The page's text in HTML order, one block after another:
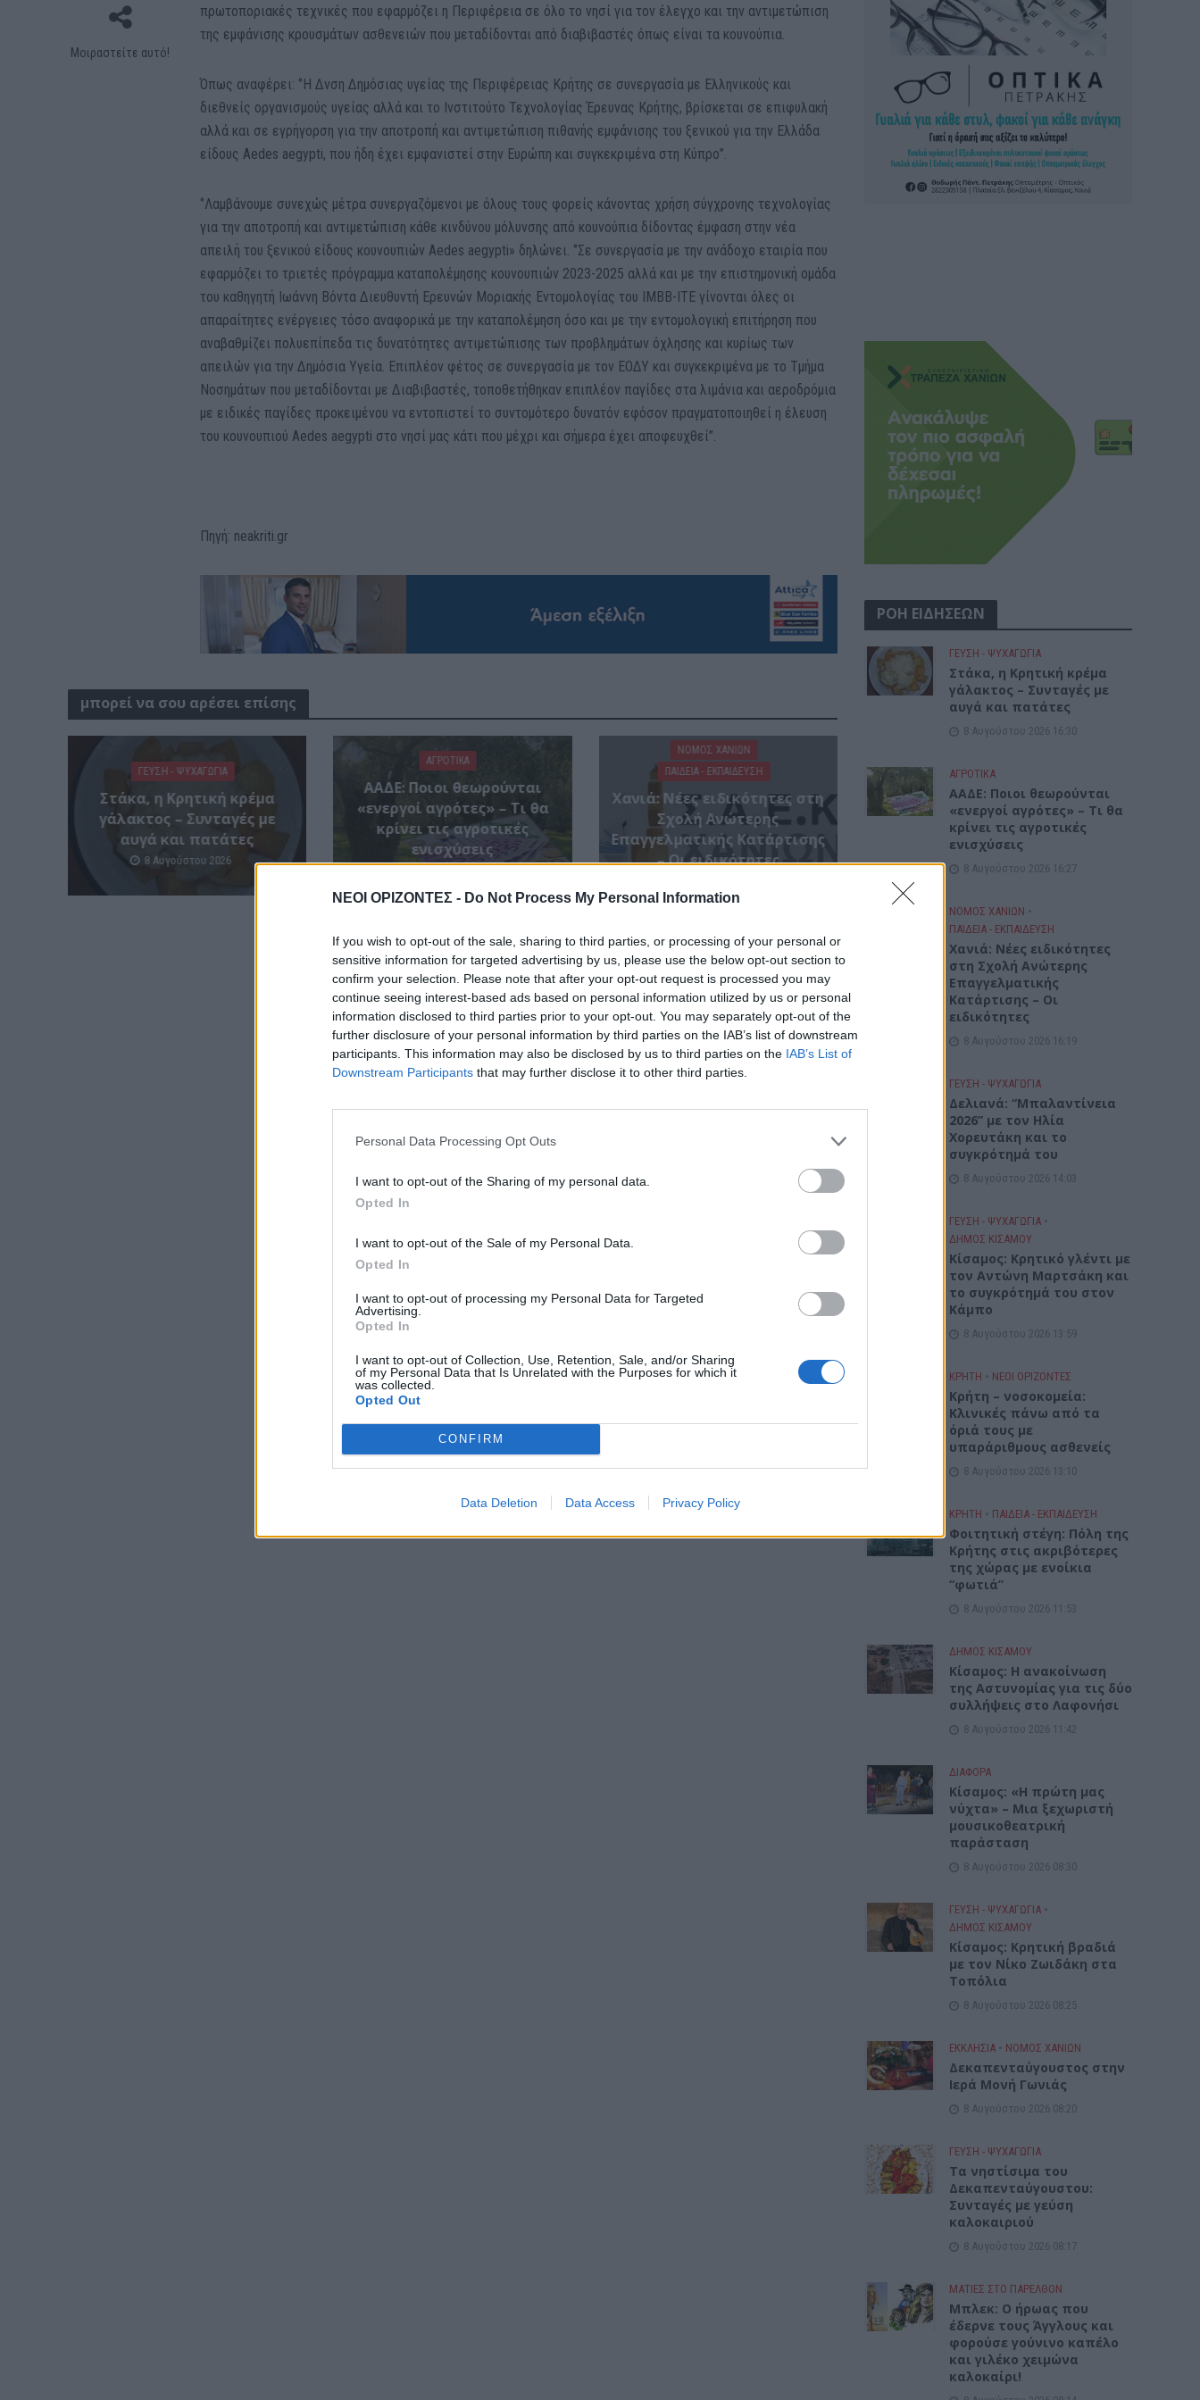
ΝΕΟΙ ΟΡΙΖΟΝΤΕΣ - Do Not Process My Personal Information
If you wish to opt-out of the sale, sharing to third parties, or processing of your personal or
sensitive information for targeted advertising by us, please use the below opt-out section to
confirm your selection. Please note that after your opt-out request is processed you may
continue seeing interest-based ads based on personal information utilized by us or personal
information disclosed to third parties prior to your opt-out. You may separately opt-out of the
further disclosure of your personal information by third parties on the IAB’s list of downstream
participants. This information may also be disclosed by us to third parties on the IAB’s List of
Downstream Participants that may further disclose it to other third parties.
Personal Data Processing Opt Outs
I want to opt-out of the Sharing of my personal data.
Opted In
I want to opt-out of the Sale of my Personal Data.
Opted In
I want to opt-out of processing my Personal Data for Targeted
Advertising.
Opted In
I want to opt-out of Collection, Use, Retention, Sale, and/or Sharing
of my Personal Data that Is Unrelated with the Purposes for which it
was collected.
Opted Out
CONFIRM
Data Deletion Data Access Privacy Policy
Μοιραστείτε αυτό!
πρωτοποριακές τεχνικές που εφαρμόζει η Περιφέρεια σε όλο το νησί για τον έλεγχο και την αντιμετώπιση
της εμφάνισης κρουσμάτων ασθενειών που μεταδίδονται από διαβιβαστές όπως είναι τα κουνούπια.
Όπως αναφέρει: ‘’Η Δνση Δημόσιας υγείας της Περιφέρειας Κρήτης σε συνεργασία με Ελληνικούς και
διεθνείς οργανισμούς υγείας αλλά και το Ινστιτούτο Τεχνολογίας Έρευνας Κρήτης, βρίσκεται σε επιφυλακή
αλλά και σε εγρήγορση για την αποτροπή και αντιμετώπιση πιθανής εμφάνισης του ξενικού για την Ελλάδα
είδους Aedes aegypti, που ήδη έχει εμφανιστεί στην Ευρώπη και συγκεκριμένα στη Κύπρο’’.
‘’Λαμβάνουμε συνεχώς μέτρα συνεργαζόμενοι με όλους τους φορείς κάνοντας χρήση σύγχρονης τεχνολογίας
για την αποτροπή και αντιμετώπιση κάθε κινδύνου μόλυνσης από κουνούπια δίδοντας έμφαση στην νέα
απειλή του ξενικού είδους κουνουπιών Aedes aegypti» δηλώνει. ‘’Σε συνεργασία με την ανάδοχο εταιρία που
εφαρμόζει το τριετές πρόγραμμα καταπολέμησης κουνουπιών 2023-2025 αλλά και με την επιστημονική ομάδα
του καθηγητή Ιωάννη Βόντα Διευθυντή Ερευνών Μοριακής Εντομολογίας του ΙΜΒΒ-ΙΤΕ γίνονται όλες οι
απαραίτητες ενέργειες τόσο αναφορικά με την καταπολέμηση όσο και με την εντομολογική επιτήρηση που
αναβαθμίζει πολυεπίπεδα τις δυνατότητες αντιμετώπισης των προβλημάτων όχλησης και κυρίως των
απειλών για την Δημόσια Υγεία. Επιπλέον φέτος σε συνεργασία με τον ΕΟΔΥ και συγκεκριμένα με το Τμήμα
Νοσημάτων που μεταδίδονται με Διαβιβαστές, τοποθετήθηκαν επιπλέον παγίδες στα λιμάνια και αεροδρόμια
με ειδικές παγίδες προκειμένου να εντοπιστεί το συντομότερο δυνατόν εφόσον πραγματοποιηθεί η έλευση
του κουνουπιού Aedes aegypti στο νησί μας κάτι που μέχρι και σήμερα έχει αποφευχθεί’’.
Πηγή: neakriti.gr
μπορεί να σου αρέσει επίσης
ΓΕΎΣΗ - ΨΥΧΑΓΩΓΊΑ
Στάκα, η Κρητική κρέμα
γάλακτος – Συνταγές με
αυγά και πατάτες
8 Αυγούστου 2026
ΑΓΡΟΤΙΚΑ
ΑΑΔΕ: Ποιοι θεωρούνται
«ενεργοί αγρότες» – Τι θα
κρίνει τις αγροτικές
ενισχύσεις
ΝΟΜΌΣ ΧΑΝΊΩΝ
ΠΑΙΔΕΙΑ - ΕΚΠΑΙΔΕΥΣΗ
Χανιά: Νέες ειδικότητες στη
Σχολή Ανώτερης
Επαγγελματικής Κατάρτισης
– Οι ειδικότητες
ΡΟΗ ΕΙΔΗΣΕΩΝ
ΓΕΎΣΗ - ΨΥΧΑΓΩΓΊΑ
Στάκα, η Κρητική κρέμα
γάλακτος – Συνταγές με
αυγά και πατάτες
8 Αυγούστου 2026 16:30
ΑΓΡΟΤΙΚΑ
ΑΑΔΕ: Ποιοι θεωρούνται
«ενεργοί αγρότες» – Τι θα
κρίνει τις αγροτικές
ενισχύσεις
8 Αυγούστου 2026 16:27
ΝΟΜΌΣ ΧΑΝΊΩΝ •
ΠΑΙΔΕΙΑ - ΕΚΠΑΙΔΕΥΣΗ
Χανιά: Νέες ειδικότητες
στη Σχολή Ανώτερης
Επαγγελματικής
Κατάρτισης – Οι
ειδικότητες
8 Αυγούστου 2026 16:19
ΓΕΎΣΗ - ΨΥΧΑΓΩΓΊΑ
Δελιανά: “Μπαλαντίνεια
2026” με τον Ηλία
Χορευτάκη και το
συγκρότημά του
8 Αυγούστου 2026 14:03
ΓΕΎΣΗ - ΨΥΧΑΓΩΓΊΑ •
ΔΉΜΟΣ ΚΙΣΆΜΟΥ
Kίσαμος: Κρητικό γλέντι με
τον Αντώνη Μαρτσάκη και
το συγκρότημά του στον
Κάμπο
8 Αυγούστου 2026 13:59
ΚΡΗΤΗ • ΝΕΟΙ ΟΡΙΖΟΝΤΕΣ
Κρήτη – νοσοκομεία:
Κλινικές πάνω από τα
όριά τους με
υπαράριθμους ασθενείς
8 Αυγούστου 2026 13:10
ΚΡΗΤΗ • ΠΑΙΔΕΙΑ - ΕΚΠΑΙΔΕΥΣΗ
Φοιτητική στέγη: Πόλη της
Κρήτης στις ακριβότερες
της χώρας με ενοίκια
“φωτιά”
8 Αυγούστου 2026 11:53
ΔΉΜΟΣ ΚΙΣΆΜΟΥ
Κίσαμος: Η ανακοίνωση
της Αστυνομίας για τις δύο
συλλήψεις στο Λαφονήσι
8 Αυγούστου 2026 11:42
ΔΙΆΦΟΡΑ
Κίσαμος: «Η πρώτη μας
νύχτα» – Μια ξεχωριστή
μουσικοθεατρική
παράσταση
8 Αυγούστου 2026 08:30
ΓΕΎΣΗ - ΨΥΧΑΓΩΓΊΑ •
ΔΉΜΟΣ ΚΙΣΆΜΟΥ
Kίσαμος: Κρητική βραδιά
με τον Νίκο Ζωιδάκη στα
Τοπόλια
8 Αυγούστου 2026 08:25
ΕΚΚΛΗΣΙΑ • ΝΟΜΌΣ ΧΑΝΊΩΝ
Δεκαπενταύγουστος στην
Ιερά Μονή Γωνιάς
8 Αυγούστου 2026 08:20
ΓΕΎΣΗ - ΨΥΧΑΓΩΓΊΑ
Τα νηστίσιμα του
Δεκαπενταύγουστου:
Συνταγές με γεύση
καλοκαιριού
8 Αυγούστου 2026 08:17
ΜΑΤΙΕΣ ΣΤΟ ΠΑΡΕΛΘΟΝ
Μπλεκ: O ήρωας που
έδερνε τους Άγγλους και
φορούσε γούνινο καπέλο
και γιλέκο χειμώνα
καλοκαίρι!